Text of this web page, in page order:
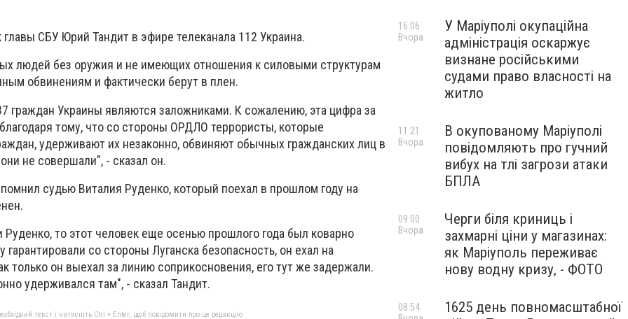
СБУ Юрий Тандит в эфире телеканала 112 Украина.
людей без оружия и не имеющих отношения к силовыми структурам
обвинениям и фактически берут в плен.
граждан Украины являются заложниками. К сожалению, эта цифра за
тому, что со стороны ОРДЛО террористы, которые
удерживают их незаконно, обвиняют обычных гражданских лиц в
не совершали", - сказал он.
судью Виталия Руденко, который поехал в прошлом году на
Руденко, то этот человек еще осенью прошлого года был коварно
со стороны Луганска безопасность, он ехал на
только он выехал за линию соприкосновения, его тут же задержали.
удерживался там", - сказал Тандит.
текст і натисніть Ctrl + Enter, щоб повідомити про це редакцію
У Маріуполі окупаційна
адміністрація оскаржує
визнане російськими
судами право власності на
житло
16:06
Вчора
В окупованому Маріуполі
повідомляють про гучний
вибух на тлі загрози атаки
БПЛА
11:21
Вчора
Черги біля криниць і
захмарні ціни у магазинах:
як Маріуполь переживає
нову водну кризу, - ФОТО
09:00
Вчора
1625 день повномасштабної
08:54